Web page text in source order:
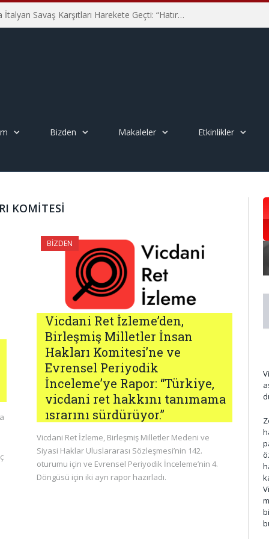
Hiroşima’nın 81. Yılında İtalyan Savaş Karşıtları Harekete Geçti: “Hatırlamak yeterli değil”
Bizden Makaleler Etkinlikler
KOMITESI
BIZDEN
Vicdani Ret İzleme’den,
Birleşmiş Milletler İnsan
Hakları Komitesi’ne ve
Evrensel Periyodik
İnceleme’ye Rapor: “Türkiye,
vicdani ret hakkını tanımama
ısrarını sürdürüyor.”
Vicdani Ret İzleme, Birleşmiş Milletler Medeni ve
Siyasi Haklar Uluslararası Sözleşmesi’nin 142.
oturumu için ve Evrensel Periyodik İnceleme’nin 4.
Döngüsü için iki ayrı rapor hazırladı.